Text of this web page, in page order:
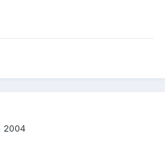
2004